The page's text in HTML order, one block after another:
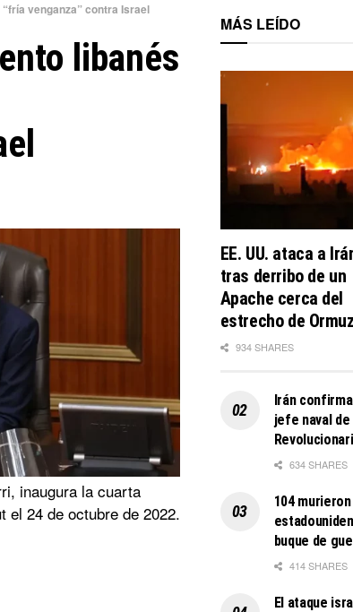
venganza” contra Israel
libanés
inaugura la cuarta
el 24 de octubre de 2022.
MÁS LEÍDO
EE. UU. ataca a
tras derribo de un
Apache cerca del
estrecho de Ormuz
934 SHARES
Irán
jefe naval de
634 SHARES
104
buque de
414 SHARES
El ataque